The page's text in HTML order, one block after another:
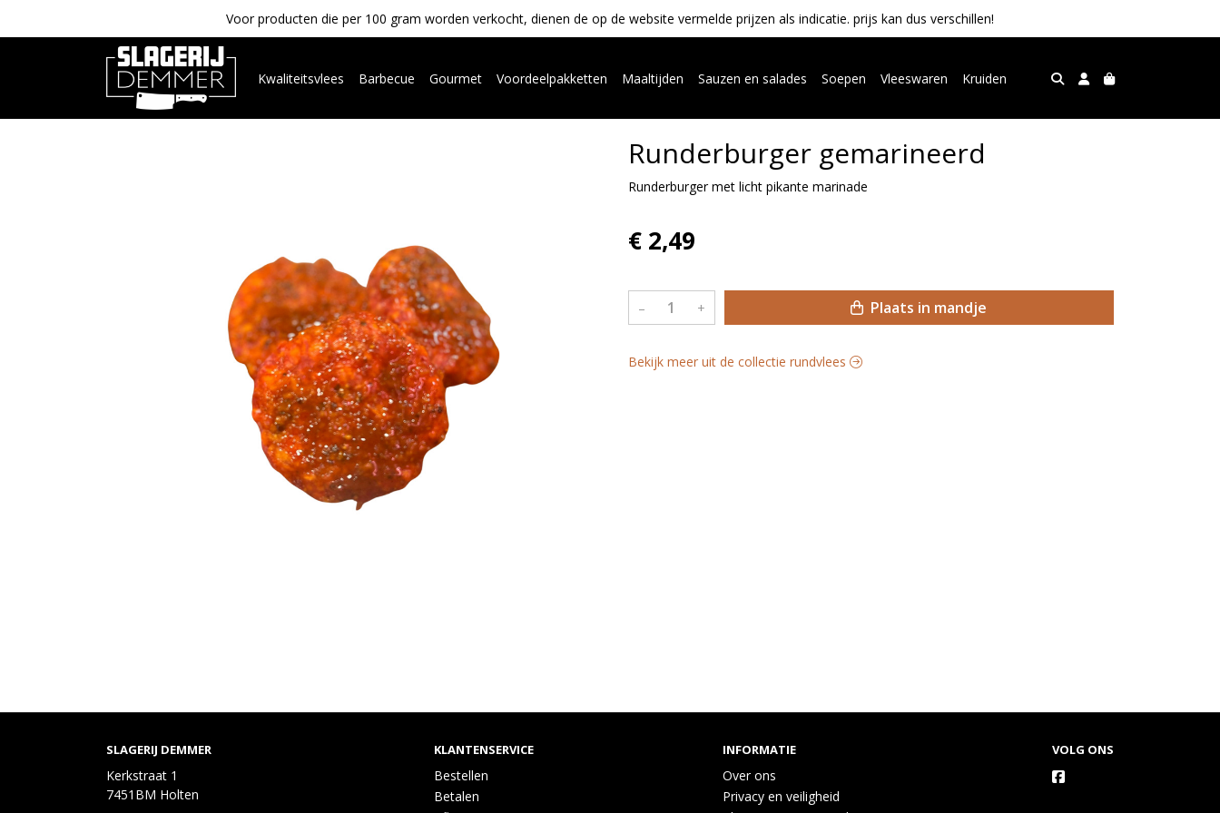
Voor producten die per 100 gram worden verkocht, dienen de op de website vermelde prijzen als indicatie. prijs kan dus verschillen!
Kwaliteitsvlees Barbecue Gourmet Voordeelpakketten Maaltijden Sauzen en salades Soepen Vleeswaren Kruiden
Runderburger gemarineerd
Runderburger met licht pikante marinade
€ 2,49
– + Plaats in mandje
Bekijk meer uit de collectie rundvlees
SLAGERIJ DEMMER
Kerkstraat 1
7451BM Holten
KLANTENSERVICE
Bestellen
Betalen
INFORMATIE
Over ons
Privacy en veiligheid
VOLG ONS